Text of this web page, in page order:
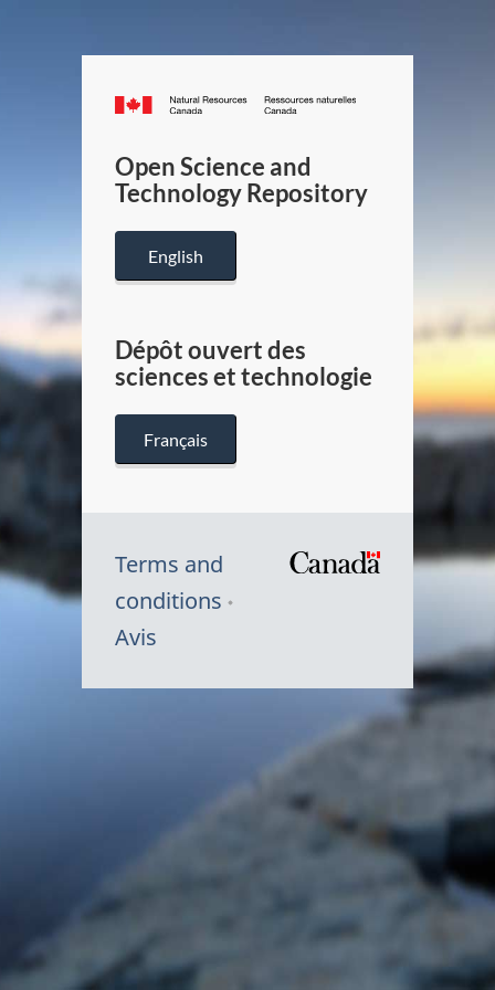
Canada.ca
/
Canada
Open Science and
Technology Repository
English
Dépôt ouvert des
sciences et technologie
Français
Terms and
conditions
Avis
du